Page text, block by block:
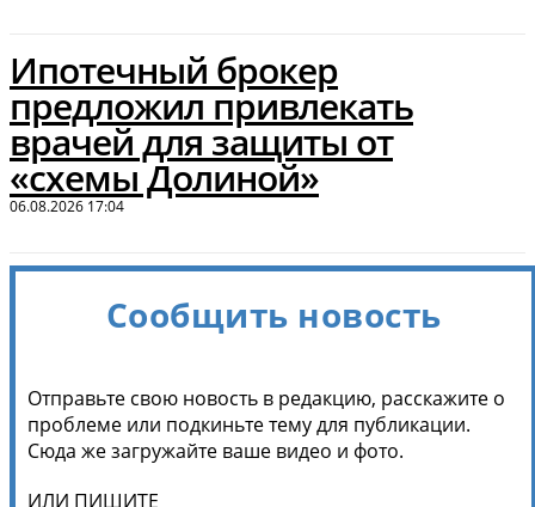
Ипотечный брокер
предложил привлекать
врачей для защиты от
«схемы Долиной»
06.08.2026 17:04
Сообщить новость
Отправьте свою новость в редакцию, расскажите о
проблеме или подкиньте тему для публикации.
Сюда же загружайте ваше видео и фото.
ИЛИ ПИШИТЕ